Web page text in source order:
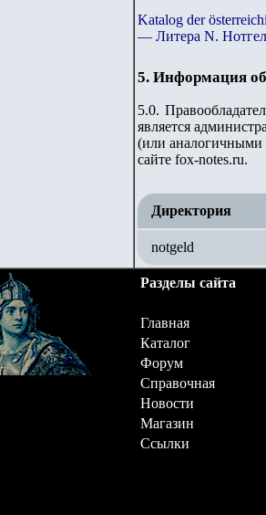
Katalog der
— Литера N.
5. Информация
5.0.
является
(или аналогичными
сайте fox-notes.ru.
Директория
notgeld
Разделы сайта
Главная
Каталог
Форум
Справочная
Новости
Магазин
Ссылки